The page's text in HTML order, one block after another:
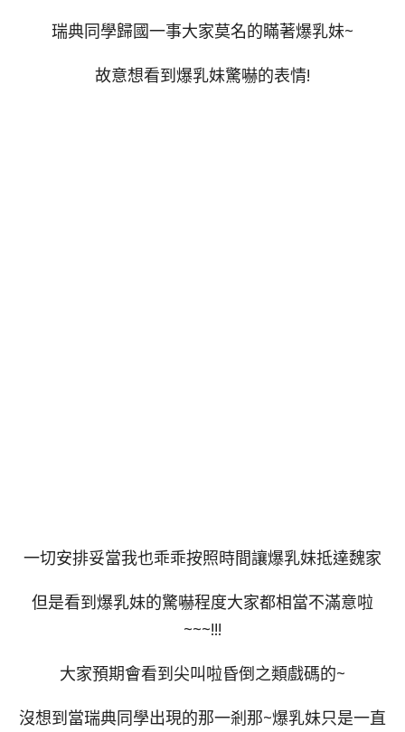
瑞典同學歸國一事大家莫名的瞞著爆乳妹~
故意想看到爆乳妹驚嚇的表情!
一切安排妥當我也乖乖按照時間讓爆乳妹抵達魏家
但是看到爆乳妹的驚嚇程度大家都相當不滿意啦
~~~!!!
大家預期會看到尖叫啦昏倒之類戲碼的~
沒想到當瑞典同學出現的那一剎那~爆乳妹只是一直